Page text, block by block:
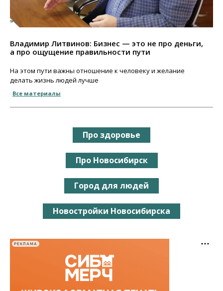
Владимир Литвинов: Бизнес — это не про деньги,
а про ощущение правильности пути
На этом пути важны отношение к человеку и желание
делать жизнь людей лучше
Все материалы
Про здоровье
Про Новосибирск
Город для людей
Новостройки Новосибирска
РЕКЛАМА